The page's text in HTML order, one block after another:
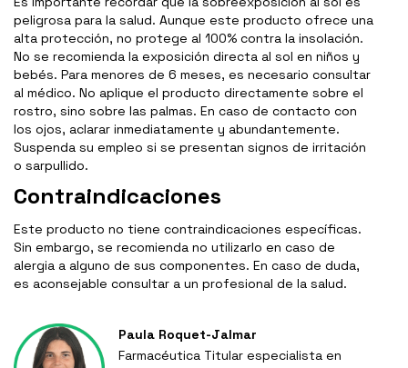
peligrosa para la salud. Aunque este producto ofrece una
alta protección, no protege al 100% contra la insolación.
No se recomienda la exposición directa al sol en niños y
bebés. Para menores de 6 meses, es necesario consultar
al médico. No aplique el producto directamente sobre el
rostro, sino sobre las palmas. En caso de contacto con
los ojos, aclarar inmediatamente y abundantemente.
Suspenda su empleo si se presentan signos de irritación
o sarpullido.
Contraindicaciones
Este producto no tiene contraindicaciones específicas.
Sin embargo, se recomienda no utilizarlo en caso de
alergia a alguno de sus componentes. En caso de duda,
es aconsejable consultar a un profesional de la salud.
Paula Roquet-Jalmar
Farmacéutica Titular especialista en